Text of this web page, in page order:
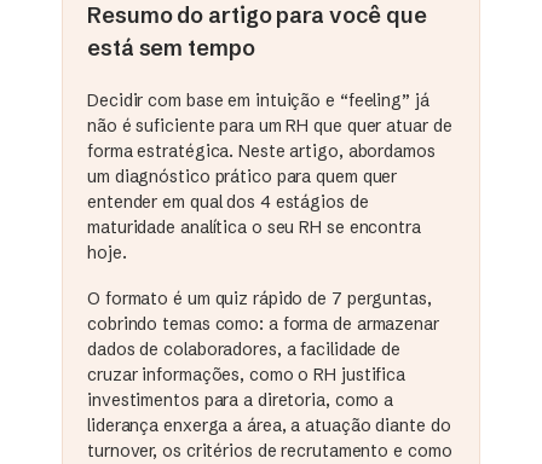
Resumo do artigo para você que
está sem tempo
Decidir com base em intuição e “feeling” já
não é suficiente para um RH que quer atuar de
forma estratégica. Neste artigo, abordamos
um diagnóstico prático para quem quer
entender em qual dos 4 estágios de
maturidade analítica o seu RH se encontra
hoje.
O formato é um quiz rápido de 7 perguntas,
cobrindo temas como: a forma de armazenar
dados de colaboradores, a facilidade de
cruzar informações, como o RH justifica
investimentos para a diretoria, como a
liderança enxerga a área, a atuação diante do
turnover, os critérios de recrutamento e como